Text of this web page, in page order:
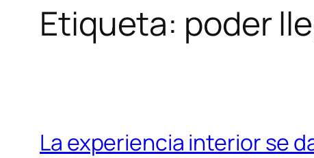
Etiqueta: poder
La experiencia interior se